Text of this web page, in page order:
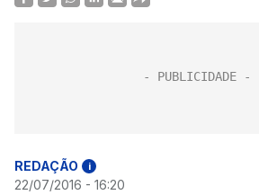
REDAÇÃO i
22/07/2016 - 16:20